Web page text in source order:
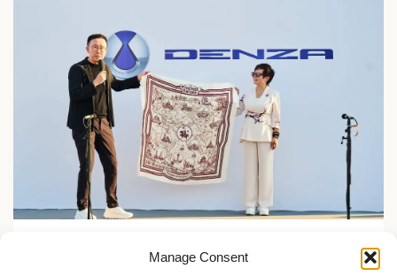
Manage Consent